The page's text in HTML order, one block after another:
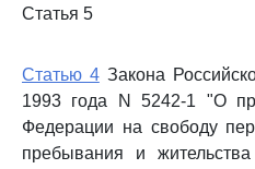
Статья 5
Статью 4Закона
1993 года N 5242-1 "О
Федерации на свободу
пребывания и